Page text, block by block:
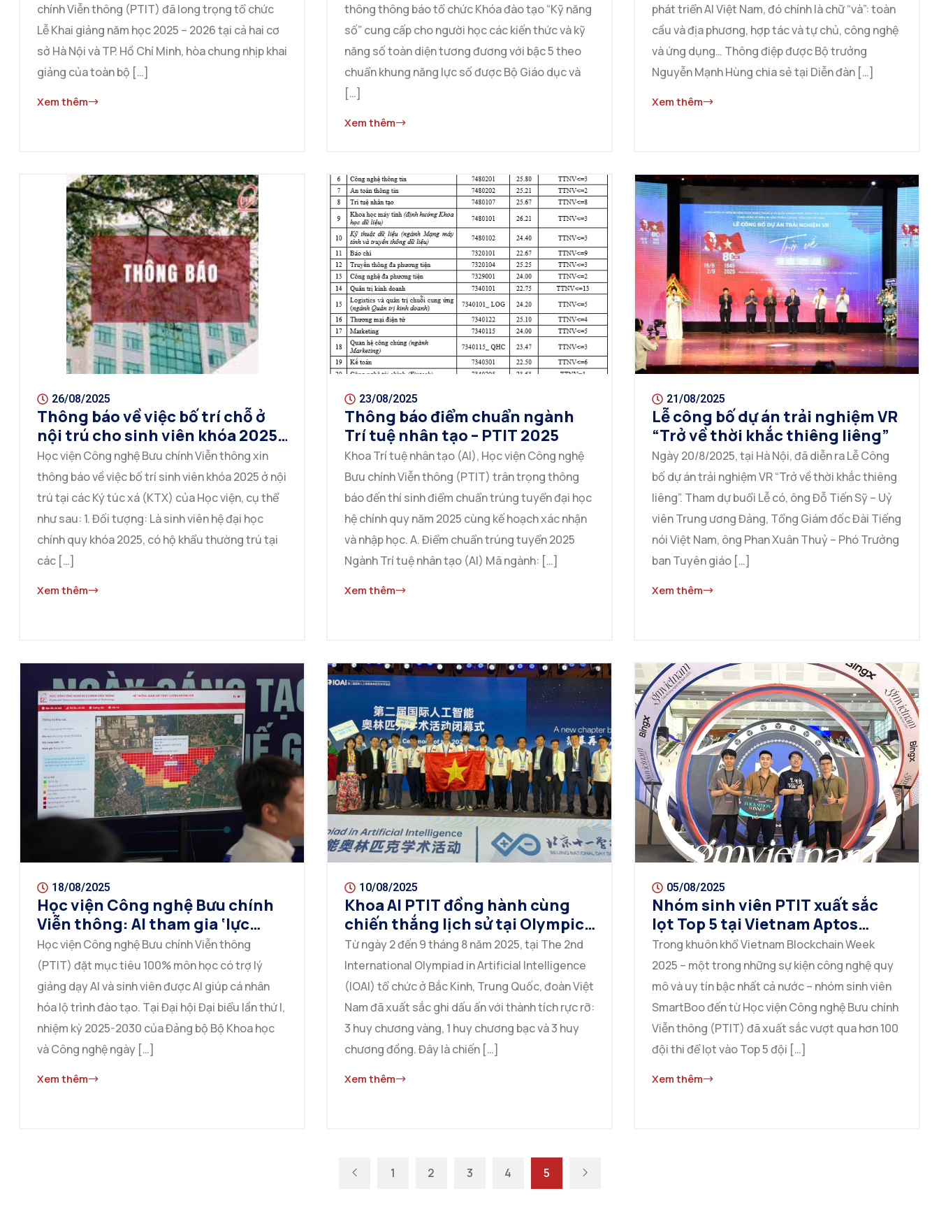
chính Viễn thông (PTIT) đã long trọng tổ chức
Lễ Khai giảng năm học 2025 – 2026 tại cả hai cơ
sở Hà Nội và TP. Hồ Chí Minh, hòa chung nhịp khai
giảng của toàn bộ […]
Xem thêm
thông thông báo tổ chức Khóa đào tạo “Kỹ năng
số” cung cấp cho người học các kiến thức và kỹ
năng số toàn diện tương đương với bậc 5 theo
chuẩn khung năng lực số được Bộ Giáo dục và
[…]
Xem thêm
phát triển AI Việt Nam, đó chính là chữ “và”: toàn
cầu và địa phương, hợp tác và tự chủ, công nghệ
và ứng dụng… Thông điệp được Bộ trưởng
Nguyễn Mạnh Hùng chia sẻ tại Diễn đàn […]
Xem thêm
26/08/2025
Thông báo về việc bố trí chỗ ở
nội trú cho sinh viên khóa 2025
tại các ký túc xá (cơ sở đào tạo
Hà Nội)
Học viện Công nghệ Bưu chính Viễn thông xin
thông báo về việc bố trí sinh viên khóa 2025 ở nội
trú tại các Ký túc xá (KTX) của Học viện, cụ thể
như sau: 1. Đối tượng: Là sinh viên hệ đại học
chính quy khóa 2025, có hộ khẩu thường trú tại
các […]
Xem thêm
23/08/2025
Thông báo điểm chuẩn ngành
Trí tuệ nhân tạo – PTIT 2025
Khoa Trí tuệ nhân tạo (AI), Học viện Công nghệ
Bưu chính Viễn thông (PTIT) trân trọng thông
báo đến thí sinh điểm chuẩn trúng tuyển đại học
hệ chính quy năm 2025 cùng kế hoạch xác nhận
và nhập học. A. Điểm chuẩn trúng tuyển 2025
Ngành Trí tuệ nhân tạo (AI) Mã ngành: […]
Xem thêm
21/08/2025
Lễ công bố dự án trải nghiệm VR
“Trở về thời khắc thiêng liêng”
Ngày 20/8/2025, tại Hà Nội, đã diễn ra Lễ Công
bố dự án trải nghiệm VR “Trở về thời khắc thiêng
liêng”. Tham dự buổi Lễ có, ông Đỗ Tiến Sỹ – Uỷ
viên Trung ương Đảng, Tổng Giám đốc Đài Tiếng
nói Việt Nam, ông Phan Xuân Thuỷ – Phó Trưởng
ban Tuyên giáo […]
Xem thêm
18/08/2025
Học viện Công nghệ Bưu chính
Viễn thông: AI tham gia ‘lực
lượng giảng dạy’
Học viện Công nghệ Bưu chính Viễn thông
(PTIT) đặt mục tiêu 100% môn học có trợ lý
giảng dạy AI và sinh viên được AI giúp cá nhân
hóa lộ trình đào tạo. Tại Đại hội Đại biểu lần thứ I,
nhiệm kỳ 2025-2030 của Đảng bộ Bộ Khoa học
và Công nghệ ngày […]
Xem thêm
10/08/2025
Khoa AI PTIT đồng hành cùng
chiến thắng lịch sử tại Olympic
AI Quốc tế 2025
Từ ngày 2 đến 9 tháng 8 năm 2025, tại The 2nd
International Olympiad in Artificial Intelligence
(IOAI) tổ chức ở Bắc Kinh, Trung Quốc, đoàn Việt
Nam đã xuất sắc ghi dấu ấn với thành tích rực rỡ:
3 huy chương vàng, 1 huy chương bạc và 3 huy
chương đồng. Đây là chiến […]
Xem thêm
05/08/2025
Nhóm sinh viên PTIT xuất sắc
lọt Top 5 tại Vietnam Aptos
Hackathon 2025
Trong khuôn khổ Vietnam Blockchain Week
2025 – một trong những sự kiện công nghệ quy
mô và uy tín bậc nhất cả nước – nhóm sinh viên
SmartBoo đến từ Học viện Công nghệ Bưu chính
Viễn thông (PTIT) đã xuất sắc vượt qua hơn 100
đội thi để lọt vào Top 5 đội […]
Xem thêm
1 2 3 4 5